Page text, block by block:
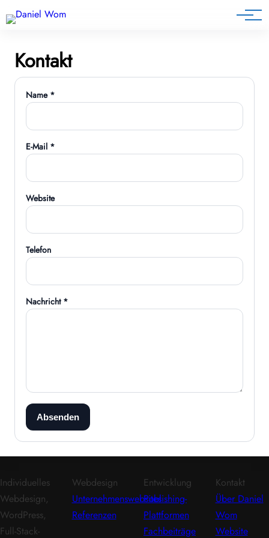
Blog
Kontakt
Name *
E-Mail *
Website
Telefon
Nachricht *
Absenden
Individuelles
Webdesign,
WordPress,
Full-Stack-
Webdesign
Unternehmenswebsites
Referenzen
Entwicklung
Publishing-
Plattformen
Fachbeiträge
Kontakt
Über Daniel
Wom
Website